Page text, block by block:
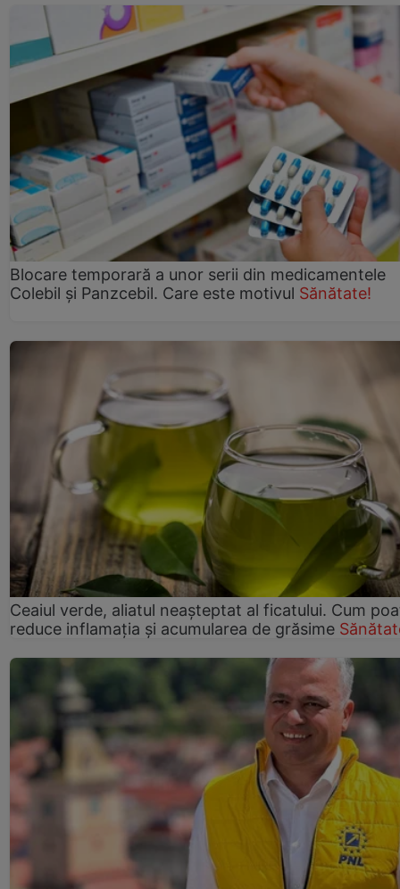
Blocare temporară a unor serii din medicamentele
Colebil și Panzcebil. Care este motivul Sănătate!
Ceaiul verde, aliatul neașteptat al ficatului. Cum
reduce inflamația și acumularea de grăsime